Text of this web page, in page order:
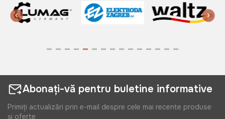
Abonați-vă pentru buletine informative
Primiți actualizări prin e-mail despre cele mai recente produse
și oferte